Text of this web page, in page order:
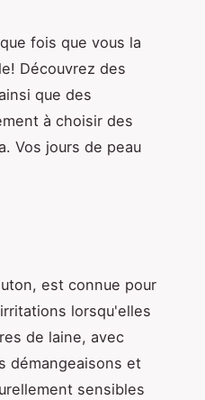
fois que vous la
Découvrez des
que des
à choisir des
Vos jours de peau
est connue pour
lorsqu'elles
de laine, avec
démangeaisons et
sensibles